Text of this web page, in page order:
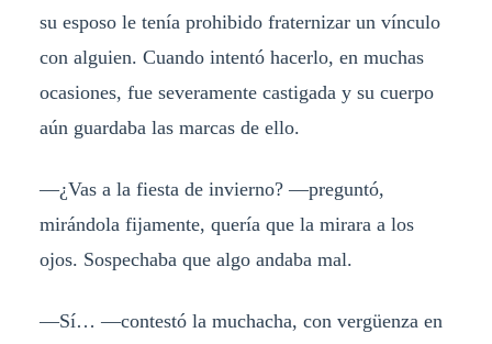
su esposo le tenía prohibido fraternizar un vínculo
con alguien. Cuando intentó hacerlo, en muchas
ocasiones, fue severamente castigada y su cuerpo
aún guardaba las marcas de ello.
—¿Vas a la fiesta de invierno? —preguntó,
mirándola fijamente, quería que la mirara a los
ojos. Sospechaba que algo andaba mal.
—Sí… —contestó la muchacha, con vergüenza en